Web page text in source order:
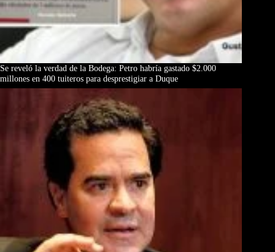
Se reveló la verdad de la Bodega: Petro habría gastado $2.000
millones en 400 tuiteros para desprestigiar a Duque